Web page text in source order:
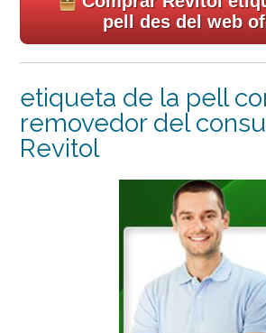
pell des del web
etiqueta de la pell
removedor del
Revitol